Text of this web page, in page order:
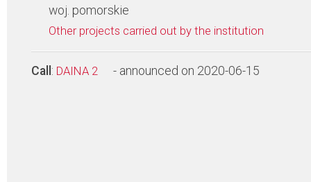
woj. pomorskie
Other projects carried out by the institution
Call : DAINA 2 - announced on 2020-06-15